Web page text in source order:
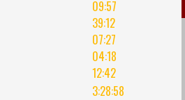
09:57
39:12
07:27
04:18
12:42
3:28:58